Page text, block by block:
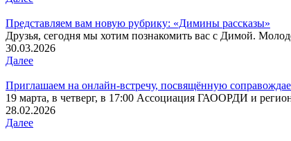
Представляем вам новую рубрику: «Димины рассказы»
Друзья, сегодня мы хотим познакомить вас с Димой.
30.03.2026
Далее
Приглашаем на онлайн-встречу, посвящённую
19 марта, в четверг, в 17:00 Ассоциация ГАООРДИ и
28.02.2026
Далее